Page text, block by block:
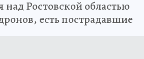
над Ростовской областью
есть пострадавшие